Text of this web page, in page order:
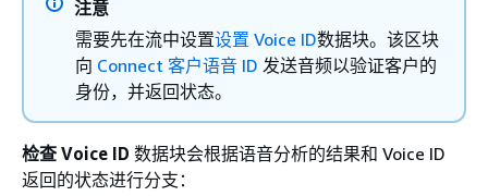
注意
需要先在流中设置设置 Voice ID数据块。该区块
向 Connect 客户语音 ID 发送音频以验证客户的
身份，并返回状态。
检查 Voice ID 数据块会根据语音分析的结果和 Voice ID
返回的状态进行分支：